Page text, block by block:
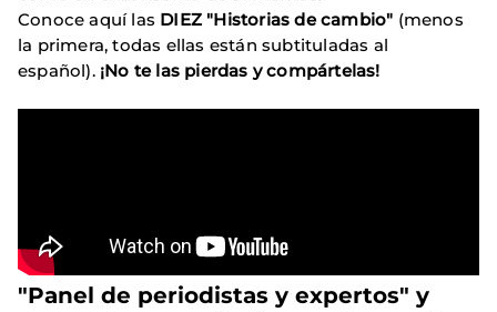
Conoce aquí las DIEZ "Historias de cambio" (menos
la primera, todas ellas están subtituladas al
español). ¡No te las pierdas y compártelas!
"Panel de periodistas y expertos" y